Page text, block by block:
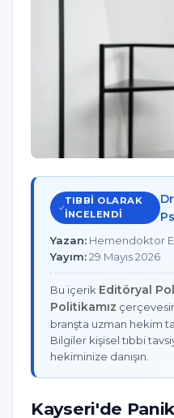
TIBBI OLARAK
INCELENDI
Yazan: Hemendoktor
Yayım:29 Mayıs 2026
Bu içerik Editöryal
Politikamız
branşta uzman hekim
Bilgiler kişisel tıbbi
hekiminize danışın.
Kayseri'de